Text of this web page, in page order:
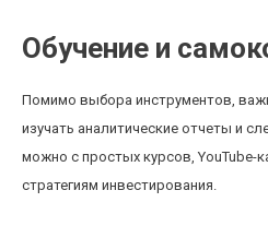
Обучение и
Помимо выбора инструментов,
изучать аналитические отчеты и
можно с простых курсов, YouTube-
стратегиям инвестирования.